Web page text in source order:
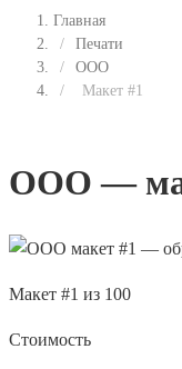
Главная
/
Печати
/
ООО
/
Макет #1
ООО —
Макет #1 из 100
Стоимость